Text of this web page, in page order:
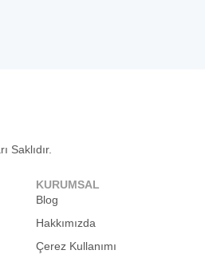
Saklıdır.
KURUMSAL
Blog
Hakkımızda
Çerez Kullanımı